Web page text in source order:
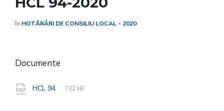
în HOTĂRÂRI DE CONSILIU LOCAL - 2020
Documente
HCL 94
File
pdf
File
732 kB